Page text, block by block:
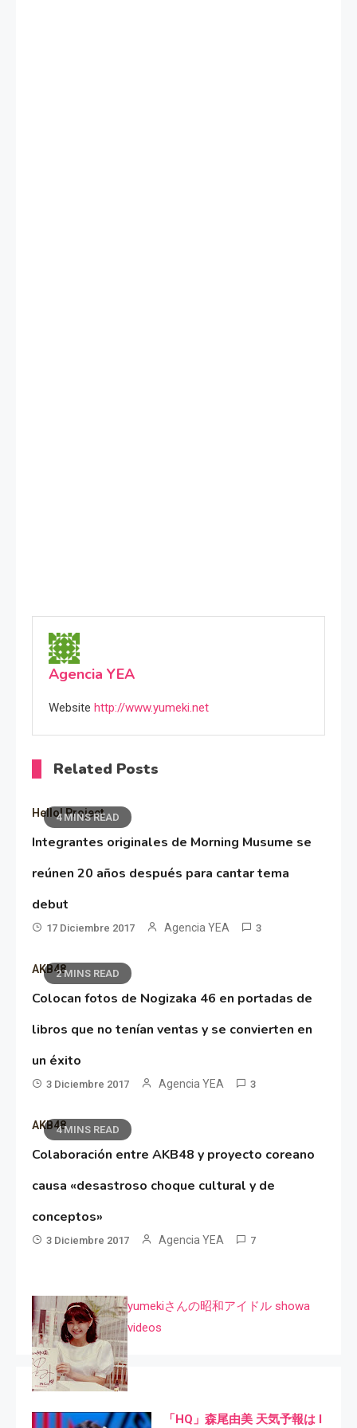
Agencia YEA
Website http://www.yumeki.net
Related Posts
4 MINS READ
Hello! Project
Integrantes originales de Morning Musume se
reúnen 20 años después para cantar tema
debut
17 Diciembre 2017 Agencia YEA 3
2 MINS READ
AKB48
Colocan fotos de Nogizaka 46 en portadas de
libros que no tenían ventas y se convierten en
un éxito
3 Diciembre 2017 Agencia YEA 3
4 MINS READ
AKB48
Colaboración entre AKB48 y proyecto coreano
causa «desastroso choque cultural y de
conceptos»
3 Diciembre 2017 Agencia YEA 7
yumekiさんの昭和アイドル showa
videos
「HQ」森尾由美 天気予報は I